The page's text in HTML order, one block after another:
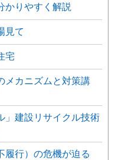
かりやすく解説
見て
宅
メカニズムと対策講
」建設リサイクル技術
履行）の危機が迫る